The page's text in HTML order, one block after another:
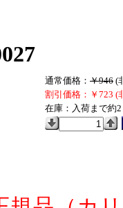
通常価格： ￥946 (
割引価格：￥723 (
在庫：入荷まで約